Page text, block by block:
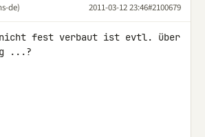
de) 2011-03-12 23:46#2100679
nicht fest verbaut ist evtl. über
...?